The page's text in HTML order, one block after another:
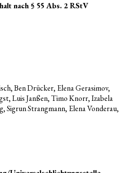
nach § 55 Abs. 2 RStV
Ben Drücker, Elena Gerasimov,
Luis Janßen, Timo Knorr, Izabela
Strangmann, Elena Vonderau,